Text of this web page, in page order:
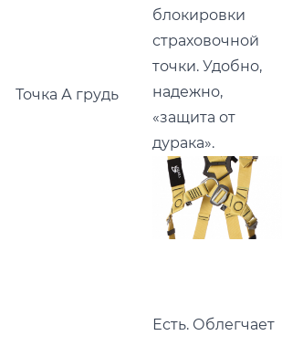
Точка А грудь
блокировки
страховочной
точки. Удобно,
надежно,
«защита от
дурака».
Есть. Облегчает